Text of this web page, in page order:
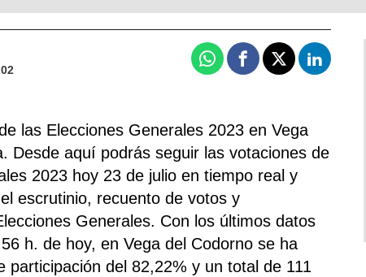
WhatsappFacebook
X Linkedin
las Elecciones Generales 2023 en Vega
Desde aquí podrás seguir las votaciones de
2023 hoy 23 de julio en tiempo real y
escrutinio, recuento de votos y
Generales. Con los últimos datos
h. de hoy, en Vega del Codorno se ha
participación del 82,22% y un total de 111